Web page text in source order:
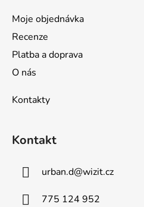
Moje objednávka
Recenze
Platba a doprava
O nás
Kontakty
Kontakt
urban.d@wizit.cz
775 124 952